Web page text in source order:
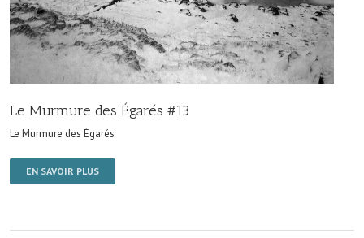
Le Murmure des Égarés #13
Le Murmure des Égarés
EN SAVOIR PLUS